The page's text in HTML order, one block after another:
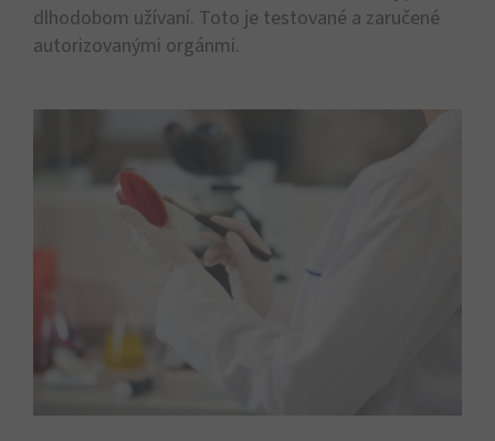
dlhodobom užívaní. Toto je testované a zaručené
autorizovanými orgánmi.